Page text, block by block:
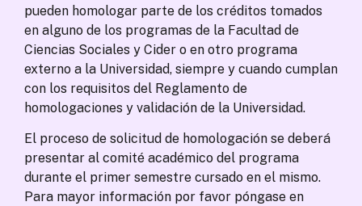
pueden homologar parte de los créditos tomados
en alguno de los programas de la Facultad de
Ciencias Sociales y Cider o en otro programa
externo a la Universidad, siempre y cuando cumplan
con los requisitos del Reglamento de
homologaciones y validación de la Universidad.
El proceso de solicitud de homologación se deberá
presentar al comité académico del programa
durante el primer semestre cursado en el mismo.
Para mayor información por favor póngase en